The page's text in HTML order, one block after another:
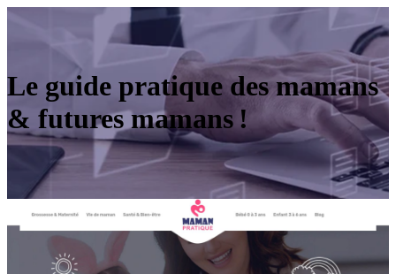
Le guide pratique des mamans
& futures mamans !